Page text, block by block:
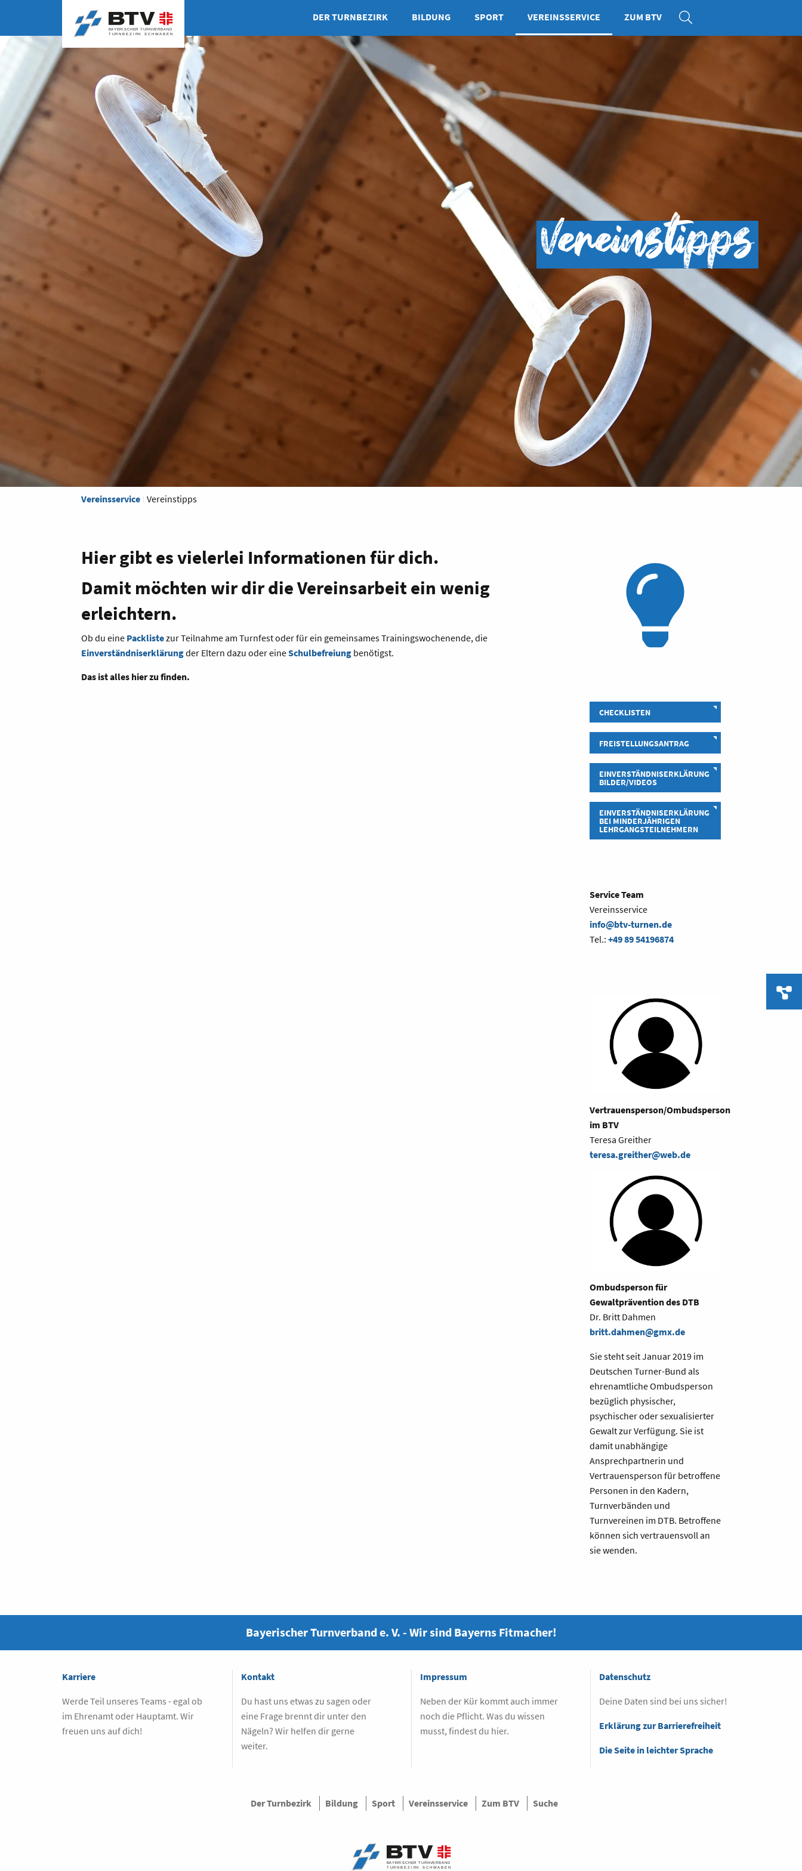
DER TURNBEZIRK BILDUNG SPORT VEREINSSERVICE ZUM BTV SUCHE
Vereinstipps
Vereinsservice Vereinstipps
Hier gibt es vielerlei Informationen für dich.
Damit möchten wir dir die Vereinsarbeit ein wenig
erleichtern.
Ob du eine Packlistezur Teilnahme am Turnfest oder für ein gemeinsames Trainingswochenende, die
Einverständniserklärungder Eltern dazu oder eineSchulbefreiung benötigst.
Das ist alles hier zu finden.
CHECKLISTEN
FREISTELLUNGSANTRAG
EINVERSTÄNDNISERKLÄRUNG
BILDER/VIDEOS
EINVERSTÄNDNISERKLÄRUNG
BEI MINDERJÄHRIGEN
LEHRGANGSTEILNEHMERN
Service Team
Vereinsservice
info@btv-turnen.de
Tel.: +49 89 54196874
Vertrauensperson/Ombudsperson
im BTV
Teresa Greither
teresa.greither@web.de
Ombudsperson für
Gewaltprävention des DTB
Dr. Britt Dahmen
britt.dahmen@gmx.de
Sie steht seit Januar 2019 im
Deutschen Turner-Bund als
ehrenamtliche Ombudsperson
bezüglich physischer,
psychischer oder sexualisierter
Gewalt zur Verfügung. Sie ist
damit unabhängige
Ansprechpartnerin und
Vertrauensperson für betroffene
Personen in den Kadern,
Turnverbänden und
Turnvereinen im DTB. Betroffene
können sich vertrauensvoll an
sie wenden.
Bayerischer Turnverband e. V. - Wir sind Bayerns Fitmacher!
Karriere
Werde Teil unseres Teams - egal ob
im Ehrenamt oder Hauptamt. Wir
freuen uns auf dich!
Kontakt
Du hast uns etwas zu sagen oder
eine Frage brennt dir unter den
Nägeln? Wir helfen dir gerne
weiter.
Impressum
Neben der Kür kommt auch immer
noch die Pflicht. Was du wissen
musst, findest du hier.
Datenschutz
Deine Daten sind bei uns sicher!
Erklärung zur Barrierefreiheit
Die Seite in leichter Sprache
Der Turnbezirk Bildung Sport Vereinsservice Zum BTV Suche